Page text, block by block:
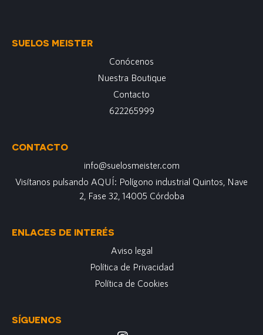
SUELOS MEISTER
Conócenos
Nuestra Boutique
Contacto
622265999
CONTACTO
info@suelosmeister.com
Visítanos pulsando AQUÍ: Polígono industrial Quintos, Nave
2, Fase 32, 14005 Córdoba
ENLACES DE INTERÉS
Aviso legal
Política de Privacidad
Política de Cookies
SÍGUENOS